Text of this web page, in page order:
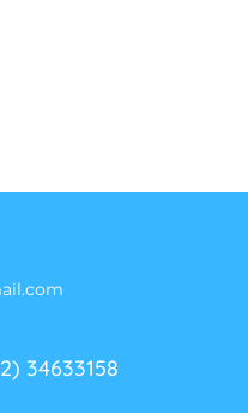
34633158